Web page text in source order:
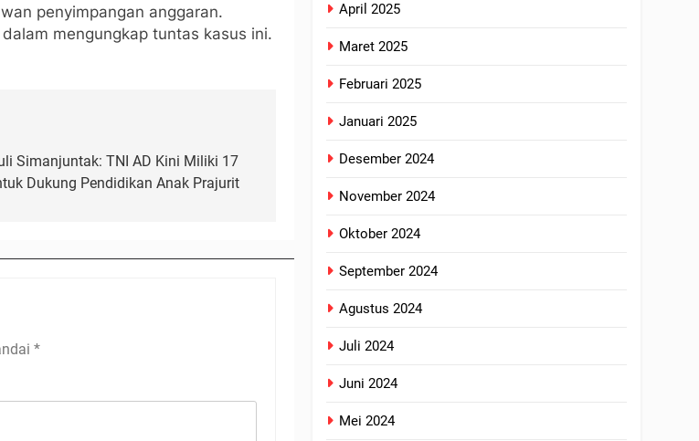
penyimpangan anggaran.
mengungkap tuntas kasus ini.
Simanjuntak: TNI AD Kini Miliki 17
Dukung Pendidikan Anak Prajurit
*
April 2025
Maret 2025
Februari 2025
Januari 2025
Desember 2024
November 2024
Oktober 2024
September 2024
Agustus 2024
Juli 2024
Juni 2024
Mei 2024